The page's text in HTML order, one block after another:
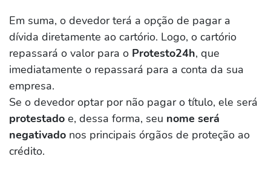
Em suma, o devedor terá a opção de pagar a
dívida diretamente ao cartório. Logo, o cartório
repassará o valor para o Protesto24h, que
imediatamente o repassará para a conta da sua
empresa.
Se o devedor optar por não pagar o título, ele será
protestado e, dessa forma, seu nome será
negativado nos principais órgãos de proteção ao
crédito.